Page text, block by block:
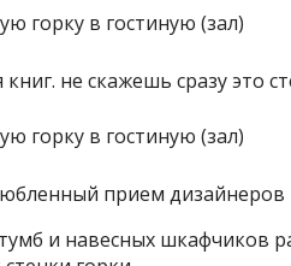
не скажешь сразу это
прием дизайнеров
и навесных шкафчиков